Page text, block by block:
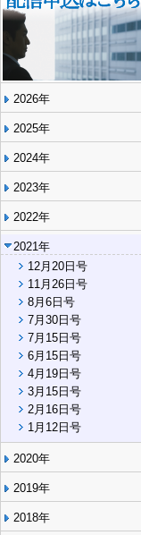
2026年
2025年
2024年
2023年
2022年
2021年
12月20日号
11月26日号
8月6日号
7月30日号
7月15日号
6月15日号
4月19日号
3月15日号
2月16日号
1月12日号
2020年
2019年
2018年